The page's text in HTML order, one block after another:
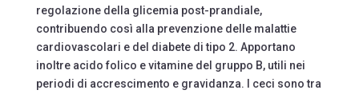
regolazione della glicemia post-prandiale,
contribuendo così alla prevenzione delle malattie
cardiovascolari e del diabete di tipo 2. Apportano
inoltre acido folico e vitamine del gruppo B, utili nei
periodi di accrescimento e gravidanza. I ceci sono tra